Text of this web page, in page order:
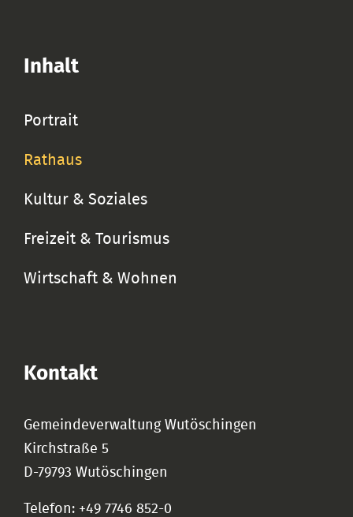
Inhalt
Portrait
Rathaus
Kultur & Soziales
Freizeit & Tourismus
Wirtschaft & Wohnen
Kontakt
Gemeindeverwaltung Wutöschingen
Kirchstraße 5
D-79793 Wutöschingen
Telefon: +49 7746 852-0